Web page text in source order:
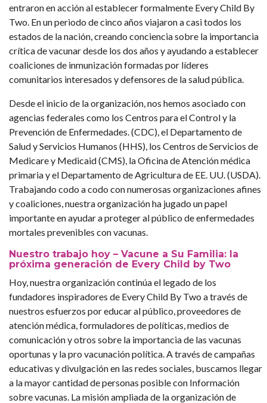
entraron en acción al establecer formalmente Every Child By
Two. En un periodo de cinco años viajaron a casi todos los
estados de la nación, creando conciencia sobre la importancia
crítica de vacunar desde los dos años y ayudando a establecer
coaliciones de inmunización formadas por líderes
comunitarios interesados ​​y defensores de la salud pública.
Desde el inicio de la organización, nos hemos asociado con
agencias federales como los Centros para el Control y la
Prevención de Enfermedades. (CDC), el Departamento de
Salud y Servicios Humanos (HHS), los Centros de Servicios de
Medicare y Medicaid (CMS), la Oficina de Atención médica
primaria y el Departamento de Agricultura de EE. UU. (USDA).
Trabajando codo a codo con numerosas organizaciones afines
y coaliciones, nuestra organización ha jugado un papel
importante en ayudar a proteger al público de enfermedades
mortales prevenibles con vacunas.
Nuestro trabajo hoy – Vacune a Su Familia: la
próxima generación de Every Child by Two
Hoy, nuestra organización continúa el legado de los
fundadores inspiradores de Every Child By Two a través de
nuestros esfuerzos por educar al público, proveedores de
atención médica, formuladores de políticas, medios de
comunicación y otros sobre la importancia de las vacunas
oportunas y la pro vacunación política. A través de campañas
educativas y divulgación en las redes sociales, buscamos llegar
a la mayor cantidad de personas posible con Información
sobre vacunas. La misión ampliada de la organización de